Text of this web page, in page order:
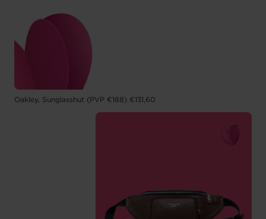
Oakley, Sunglasshut (PVP €188) €131,60